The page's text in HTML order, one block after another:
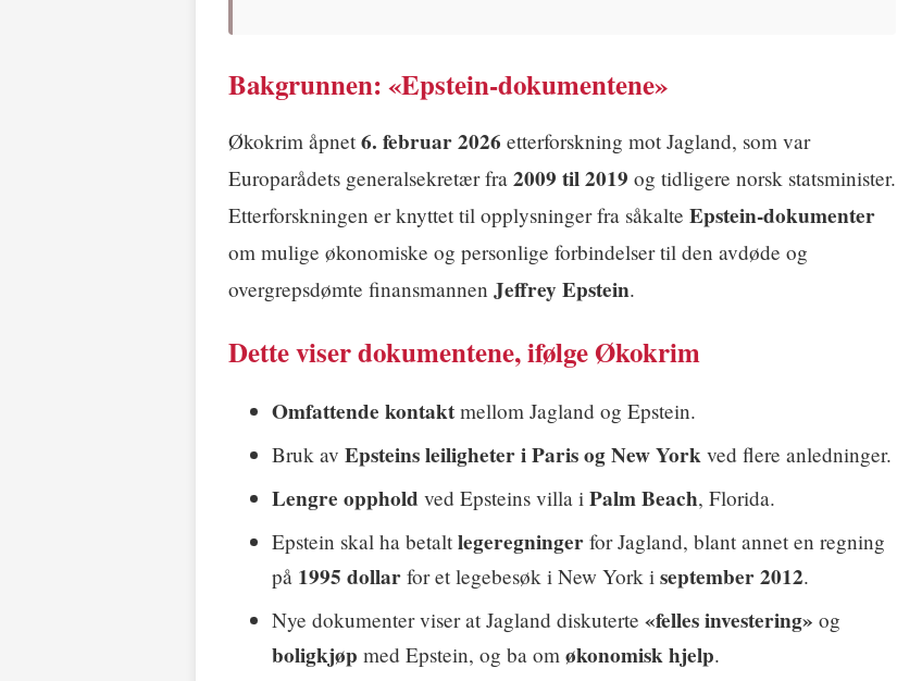
Bakgrunnen: «Epstein-dokumentene»
Økokrim åpnet 6. februar 2026 etterforskning mot Jagland, som var
Europarådets generalsekretær fra 2009 til 2019 og tidligere norsk statsminister.
Etterforskningen er knyttet til opplysninger fra såkalte Epstein-dokumenter
om mulige økonomiske og personlige forbindelser til den avdøde og
overgrepsdømte finansmannen Jeffrey Epstein.
Dette viser dokumentene, ifølge Økokrim
Omfattende kontakt mellom Jagland og Epstein.
Bruk av Epsteins leiligheter i Paris og New York ved flere anledninger.
Lengre opphold ved Epsteins villa i Palm Beach, Florida.
Epstein skal ha betalt legeregninger for Jagland, blant annet en regning
på 1995 dollar for et legebesøk i New York i september 2012.
Nye dokumenter viser at Jagland diskuterte «felles investering» og
boligkjøp med Epstein, og ba om økonomisk hjelp.